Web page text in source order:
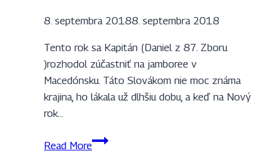
8. septembra 20188. septembra 2018
Tento rok sa Kapitán (Daniel z 87. Zboru
)rozhodol zúčastniť na jamboree v
Macedónsku. Táto Slovákom nie moc známa
krajina, ho lákala už dlhšiu dobu, a keď na Nový
rok…
Read More12.